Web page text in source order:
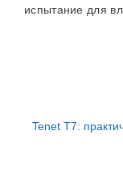
испытание для
Tenet T7: